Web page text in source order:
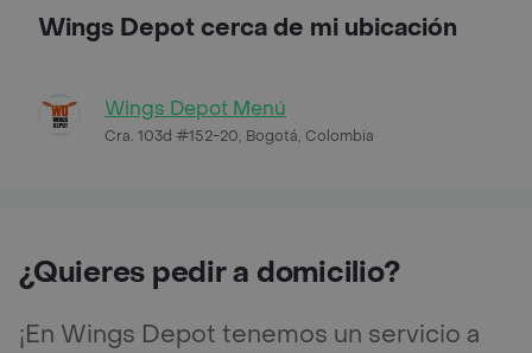
Wings Depot cerca de mi ubicación
Wings Depot Menú
Cra. 103d #152-20, Bogotá, Colombia
¿Quieres pedir a domicilio?
¡En Wings Depot tenemos un servicio a